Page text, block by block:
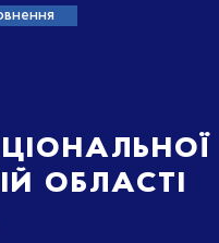
області